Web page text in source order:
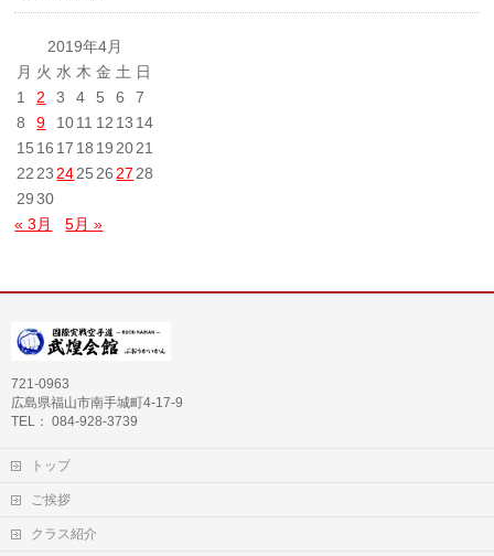
2019年4月
月 火 水 木 金 土 日
1
2 3 4 5 6
7
8
9 1011 12 13 14
15 16 17 18 19 2021
22 23 2425 26 27 28
29 30
« 3月
5月 »
721-0963
広島県福山市南手城町4-17-9
TEL： 084-928-3739
トップ
ご挨拶
クラス紹介